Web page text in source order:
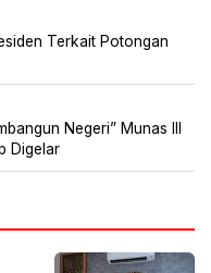
Terkait Potongan
Negeri” Munas III
Digelar